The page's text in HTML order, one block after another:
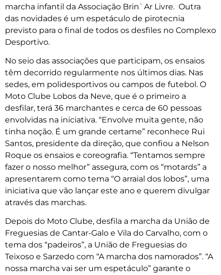
marcha infantil da Associação Brin`Ar Livre. Outra
das novidades é um espetáculo de pirotecnia
previsto para o final de todos os desfiles no Complexo
Desportivo.
No seio das associações que participam, os ensaios
têm decorrido regularmente nos últimos dias. Nas
sedes, em polidesportivos ou campos de futebol. O
Moto Clube Lobos da Neve, que é o primeiro a
desfilar, terá 36 marchantes e cerca de 60 pessoas
envolvidas na iniciativa. “Envolve muita gente, não
tinha noção. É um grande certame” reconhece Rui
Santos, presidente da direção, que confiou a Nelson
Roque os ensaios e coreografia. “Tentamos sempre
fazer o nosso melhor” assegura, com os “motards” a
apresentarem como tema “O arraial dos lobos”, uma
iniciativa que vão lançar este ano e querem divulgar
através das marchas.
Depois do Moto Clube, desfila a marcha da União de
Freguesias de Cantar-Galo e Vila do Carvalho, com o
tema dos “padeiros”, a União de Freguesias do
Teixoso e Sarzedo com “A marcha dos namorados”. “A
nossa marcha vai ser um espetáculo” garante o